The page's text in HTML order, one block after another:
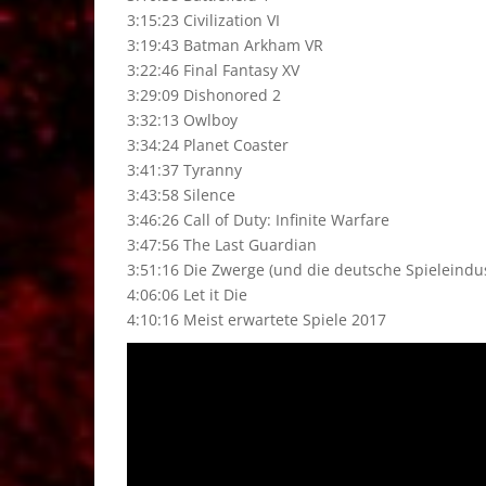
3:15:23 Civilization VI
3:19:43 Batman Arkham VR
3:22:46 Final Fantasy XV
3:29:09 Dishonored 2
3:32:13 Owlboy
3:34:24 Planet Coaster
3:41:37 Tyranny
3:43:58 Silence
3:46:26 Call of Duty: Infinite Warfare
3:47:56 The Last Guardian
3:51:16 Die Zwerge (und die deutsche
4:06:06 Let it Die
4:10:16 Meist erwartete Spiele 2017